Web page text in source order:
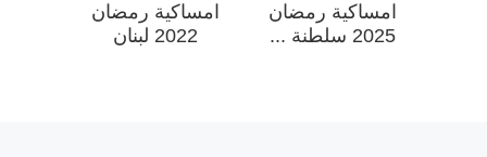
امساكية رمضان
2025 سلطنة ...
امساكية رمضان
2022 لبنان